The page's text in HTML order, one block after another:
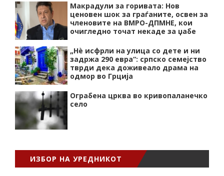
Макрадули за горивата: Нов
ценовен шок за граѓаните, освен за
членовите на ВМРО-ДПМНЕ, кои
очигледно точат некаде за џабе
„Нѐ исфрли на улица со дете и ни
задржа 290 евра“: српско семејство
тврди дека доживеало драма на
одмор во Грција
Ограбена црква во кривопаланечко
село
ИЗБОР НА УРЕДНИКОТ